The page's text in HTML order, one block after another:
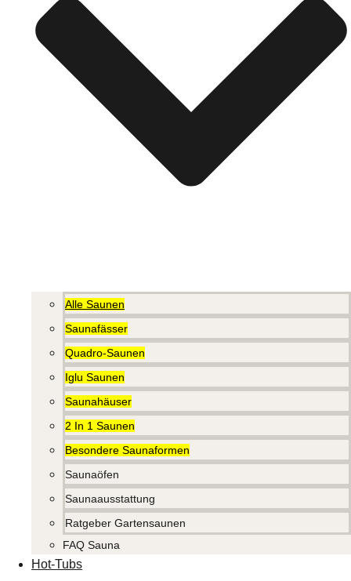
Alle Saunen
Saunafässer
Quadro-Saunen
Iglu Saunen
Saunahäuser
2 In 1 Saunen
Besondere Saunaformen
Saunaöfen
Saunaausstattung
Ratgeber Gartensaunen
FAQ Sauna
Hot-Tubs